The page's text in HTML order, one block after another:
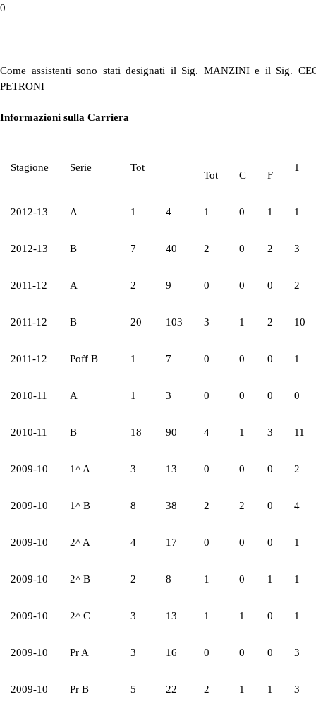
0
Come assistenti sono stati designati il Sig. MANZINI e il Sig.
PETRONI
Informazioni sulla Carriera
Stagione Serie Tot
Tot C F
1
2012-13 A 1 4 1 0 1 1
2012-13 B 7 40 2 0 2 3
2011-12 A 2 9 0 0 0 2
2011-12 B 20 103 3 1 2 10
2011-12 Poff B 1 7 0 0 0 1
2010-11 A 1 3 0 0 0 0
2010-11 B 18 90 4 1 3 11
2009-10 1^ A 3 13 0 0 0 2
2009-10 1^ B 8 38 2 2 0 4
2009-10 2^ A 4 17 0 0 0 1
2009-10 2^ B 2 8 1 0 1 1
2009-10 2^ C 3 13 1 1 0 1
2009-10 Pr A 3 16 0 0 0 3
2009-10 Pr B 5 22 2 1 1 3